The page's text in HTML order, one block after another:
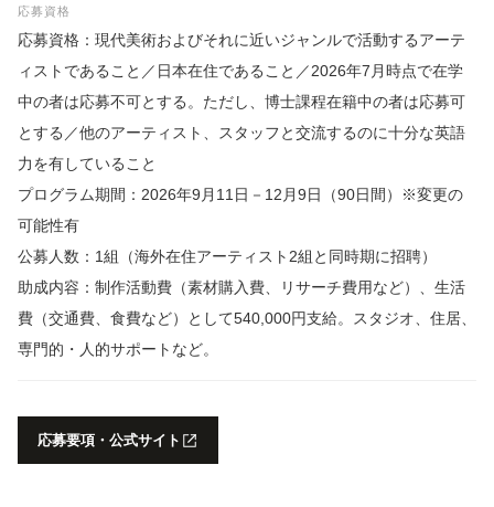
応募資格
応募資格：現代美術およびそれに近いジャンルで活動するアーテ
ィストであること／日本在住であること／2026年7月時点で在学
中の者は応募不可とする。ただし、博士課程在籍中の者は応募可
とする／他のアーティスト、スタッフと交流するのに十分な英語
力を有していること
プログラム期間：2026年9月11日－12月9日（90日間）※変更の
可能性有
公募人数：1組（海外在住アーティスト2組と同時期に招聘）
助成内容：制作活動費（素材購入費、リサーチ費用など）、生活
費（交通費、食費など）として540,000円支給。スタジオ、住居、
専門的・人的サポートなど。
応募要項・公式サイト